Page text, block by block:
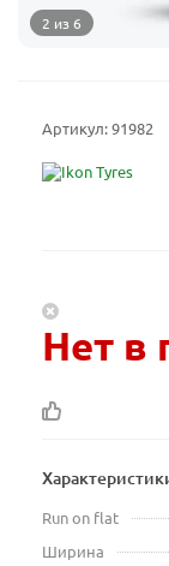
2 из 6
Артикул:91982
Нет в
Run on flat
Ширина